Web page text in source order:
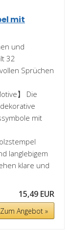
mit
und
32
Sprüchen
】 Die
mit
langlebigem
klare und
15,49 EUR
Angebot »